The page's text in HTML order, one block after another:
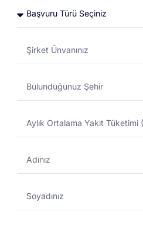
Taşıt Tanıma
Ulusal Taşıt Tanıma
DESTEK MERKEZI 09/10/2024